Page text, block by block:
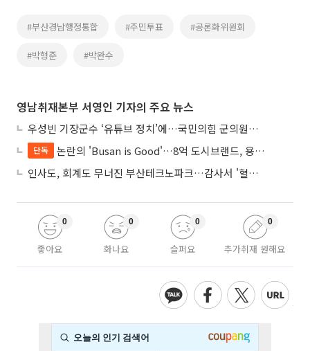
#부산경남행정통합 #주민투표 #공론화위원회
#박형준 #박완수
영남취재본부 서영인 기자의 주요 뉴스
우성빈 기장군수 ‘유튜브 정치’에…국민의힘 군의원들 집단 반발
단독
논란의 'Busan is Good'…8억 도시브랜드, 용산 대통령실 CI 업체가 수행
인사도, 회계도 무너진 부산테크노파크…감사서 '혈세 유용·인사 뒤집기' 적발
좋아요
0
화나요
0
슬퍼요
0
추가취재 원해요
0